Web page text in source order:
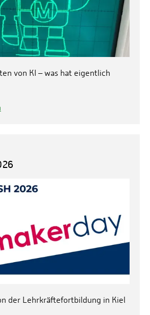
von KI – was hat eigentlich
der Lehrkräftefortbildung in Kiel